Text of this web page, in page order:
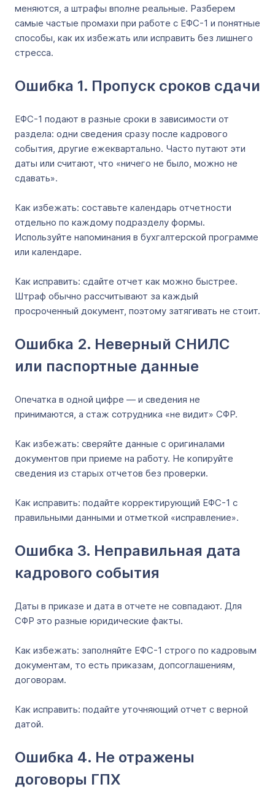
меняются, а штрафы вполне реальные. Разберем
самые частые промахи при работе с ЕФС-1 и понятные
способы, как их избежать или исправить без лишнего
стресса.
Ошибка 1. Пропуск сроков сдачи
ЕФС-1 подают в разные сроки в зависимости от
раздела: одни сведения сразу после кадрового
события, другие ежеквартально. Часто путают эти
даты или считают, что «ничего не было, можно не
сдавать».
Как избежать: составьте календарь отчетности
отдельно по каждому подразделу формы.
Используйте напоминания в бухгалтерской программе
или календаре.
Как исправить: сдайте отчет как можно быстрее.
Штраф обычно рассчитывают за каждый
просроченный документ, поэтому затягивать не стоит.
Ошибка 2. Неверный СНИЛС
или паспортные данные
Опечатка в одной цифре — и сведения не
принимаются, а стаж сотрудника «не видит» СФР.
Как избежать: сверяйте данные с оригиналами
документов при приеме на работу. Не копируйте
сведения из старых отчетов без проверки.
Как исправить: подайте корректирующий ЕФС-1 с
правильными данными и отметкой «исправление».
Ошибка 3. Неправильная дата
кадрового события
Даты в приказе и дата в отчете не совпадают. Для
СФР это разные юридические факты.
Как избежать: заполняйте ЕФС-1 строго по кадровым
документам, то есть приказам, допсоглашениям,
договорам.
Как исправить: подайте уточняющий отчет с верной
датой.
Ошибка 4. Не отражены
договоры ГПХ